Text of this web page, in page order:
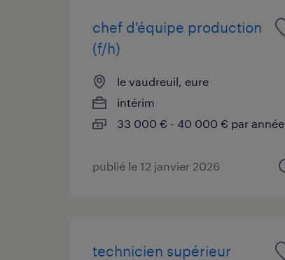
chef d'équipe production
(f/h)
le vaudreuil, eure
intérim
33 000 € - 40 000 € par année
publié le 12 janvier 2026
technicien supérieur